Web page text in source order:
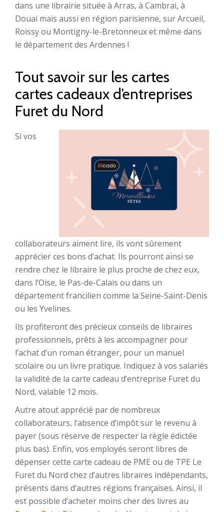
dans une librairie située à Arras, à Cambrai, à
Douai mais aussi en région parisienne, sur Arcueil,
Roissy ou Montigny-le-Bretonneux et même dans
le département des Ardennes !
Tout savoir sur les cartes
cartes cadeaux d’entreprises
Furet du Nord
Si vos
collaborateurs aiment lire, ils vont sûrement
apprécier ces bons d’achat. Ils pourront ainsi se
rendre chez le libraire le plus proche de chez eux,
dans l’Oise, le Pas-de-Calais ou dans un
département francilien comme la Seine-Saint-Denis
ou les Yvelines.
Ils profiteront des précieux conseils de libraires
professionnels, prêts à les accompagner pour
l’achat d’un roman étranger, pour un manuel
scolaire ou un livre pratique. Indiquez à vos salariés
la validité de la carte cadeau d’entreprise Furet du
Nord, valable 12 mois.
Autre atout apprécié par de nombreux
collaborateurs, l’absence d’impôt sur le revenu à
payer (sous réserve de respecter la règle édictée
plus bas). Enfin, vos employés seront libres de
dépenser cette carte cadeau de PME ou de TPE Le
Furet du Nord chez d’autres libraires indépendants,
présents dans d’autres régions françaises. Ainsi, il
est possible d’acheter moins cher des livres au